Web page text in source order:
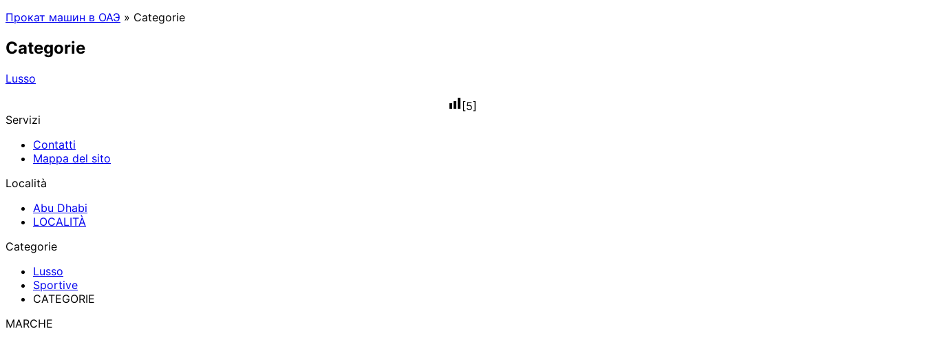
Прокат машин в ОАЭ » Categorie
Categorie
Lusso
[5]
Servizi
Contatti
Mappa del sito
Località
Abu Dhabi
LOCALITÀ
Categorie
Lusso
Sportive
CATEGORIE
MARCHE